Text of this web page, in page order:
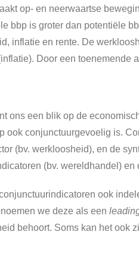
op- en neerwaartse
bbp is groter dan potentiële
inflatie en rente. De
Door een toenemende
ons een blik op de
ook conjunctuurgevoelig is.
(bv. werkloosheid), en de
(bv. wereldhandel)
ook
we deze als een
behoort. Soms kan het ook